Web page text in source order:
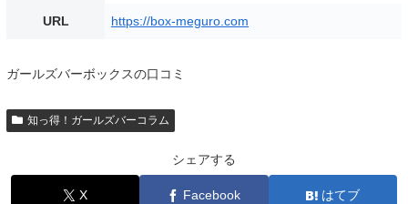
URL https://box-meguro.com
ガールズバーボックスの口コミ
知っ得！ガールズバーコラム
シェアする
X Facebook はてブ